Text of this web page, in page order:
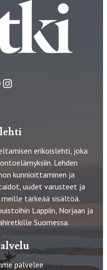
Instagram
erikoislehti, joka
Lehden
kunnioittaminen ja
uudet varusteet ja
tärkeää sisältöä.
Lappiin, Norjaan ja
Suomessa.
palvelee